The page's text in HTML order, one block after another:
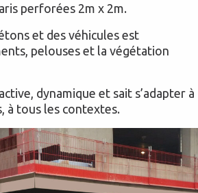
perforées 2m x 2m.
et des véhicules est
pelouses et la végétation
dynamique et sait s’adapter à
à tous les contextes.